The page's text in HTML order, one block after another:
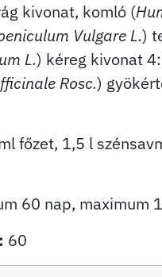
kivonat, komló (
Vulgare L.)
L.) kéreg kivonat
Rosc.)
főzet, 1,5 l
60 nap, maximum
60